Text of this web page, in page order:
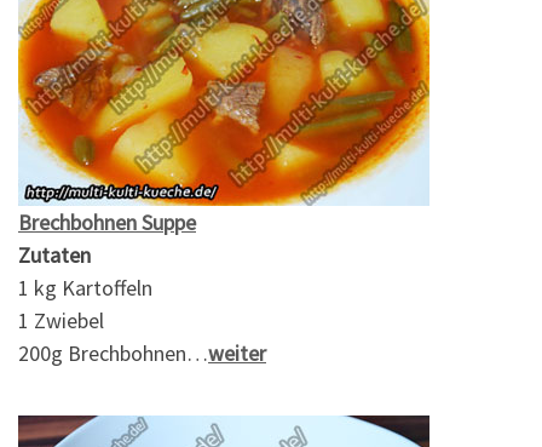
Brechbohnen Suppe
Zutaten
1 kg Kartoffeln
1 Zwiebel
200g Brechbohnen…weiter